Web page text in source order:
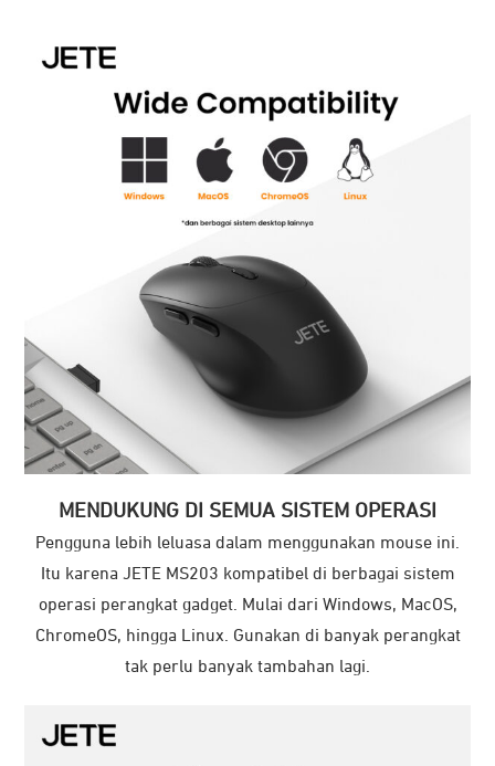
MENDUKUNG DI SEMUA SISTEM OPERASI
Pengguna lebih leluasa dalam menggunakan mouse ini.
Itu karena JETE MS203 kompatibel di berbagai sistem
operasi perangkat gadget. Mulai dari Windows, MacOS,
ChromeOS, hingga Linux. Gunakan di banyak perangkat
tak perlu banyak tambahan lagi.